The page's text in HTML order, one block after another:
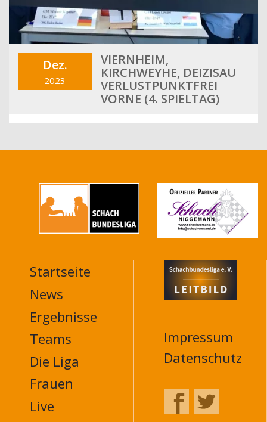
Dez.
2023
VIERNHEIM,
KIRCHWEYHE, DEIZISAU
VERLUSTPUNKTFREI
VORNE (4. SPIELTAG)
MAIN
NAVIGATION
FOOTER
Startseite
News
Ergebnisse
Teams
Die Liga
Frauen
Live
Impressum
Datenschutz